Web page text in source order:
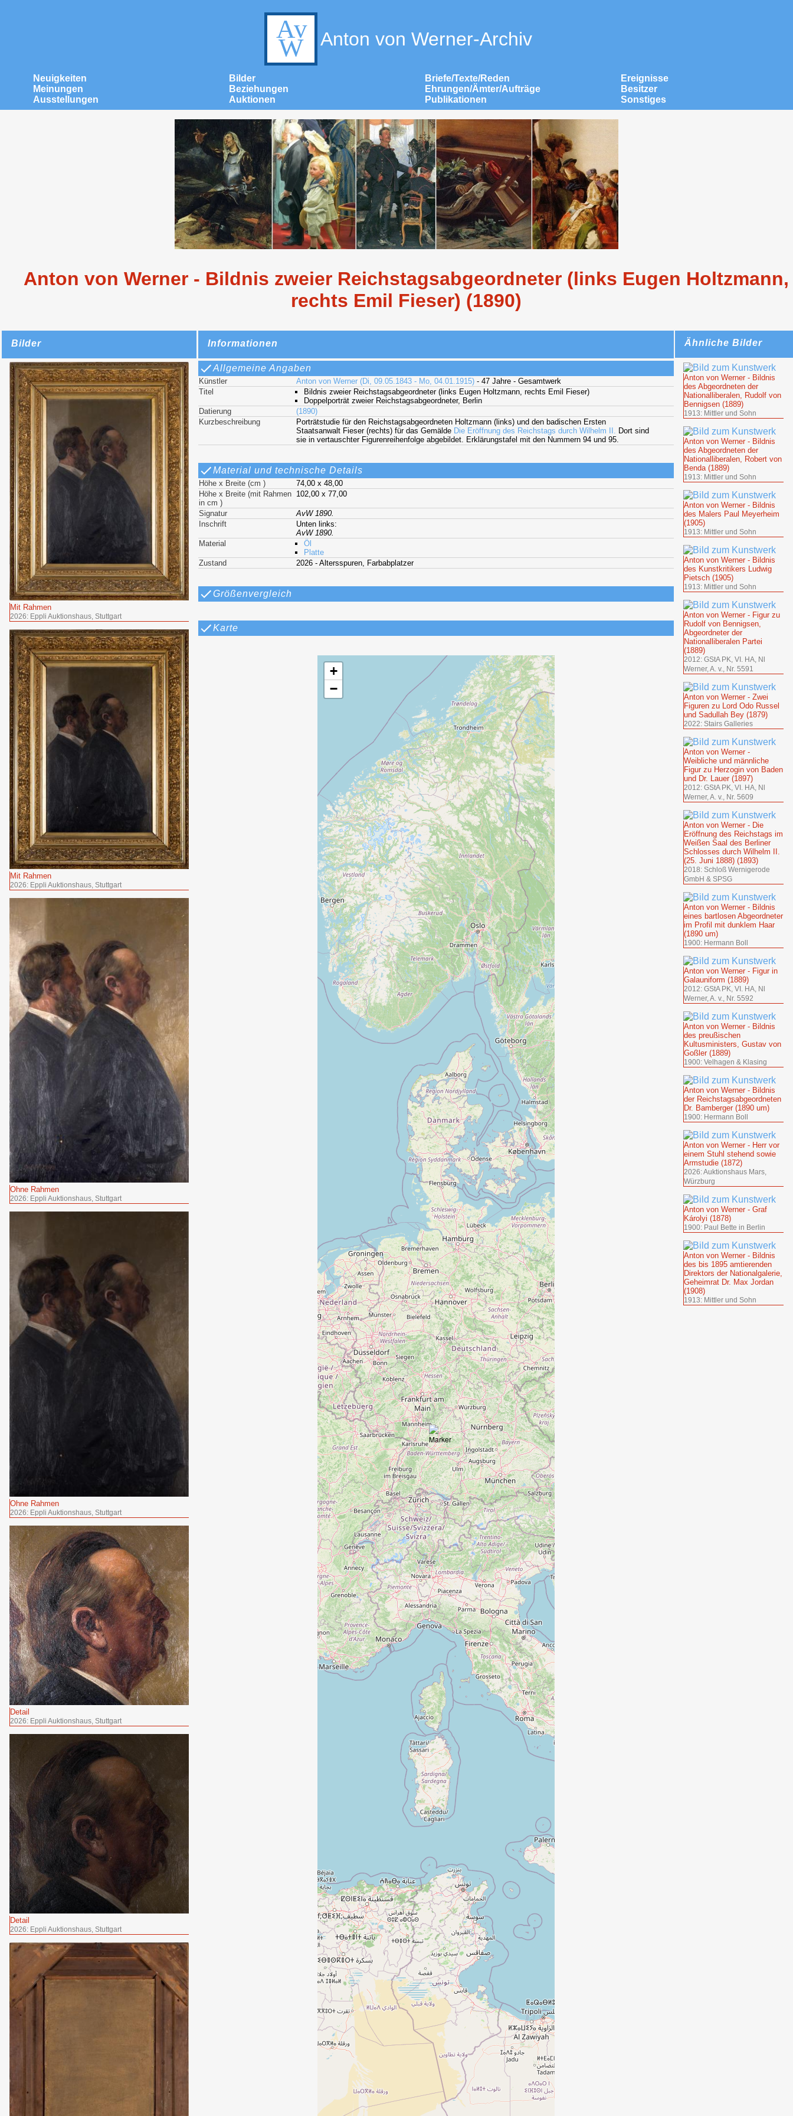
Anton von Werner-Archiv
Neuigkeiten Bilder Briefe/Texte/Reden
Ereignisse
Meinungen
Beziehungen Ehrungen/Ämter/Aufträge
Besitzer
Ausstellungen
Auktionen Publikationen Sonstiges
Anton von Werner - Bildnis zweier Reichstagsabgeordneter (links Eugen Holtzmann,
rechts Emil Fieser) (1890)
Bilder
Mit Rahmen
2026: Eppli Auktionshaus, Stuttgart
Mit Rahmen
2026: Eppli Auktionshaus, Stuttgart
Ohne Rahmen
2026: Eppli Auktionshaus, Stuttgart
Ohne Rahmen
2026: Eppli Auktionshaus, Stuttgart
Detail
2026: Eppli Auktionshaus, Stuttgart
Detail
2026: Eppli Auktionshaus, Stuttgart
Informationen
Allgemeine Angaben
Künstler Anton von Werner (Di, 09.05.1843 - Mo, 04.01.1915)- 47 Jahre - Gesamtwerk
Titel
Bildnis zweier Reichstagsabgeordneter (links Eugen Holtzmann, rechts Emil Fieser)
Doppelporträt zweier Reichstagsabgeordneter, Berlin
Datierung
(1890)
Kurzbeschreibung
Porträtstudie für den Reichstagsabgeordneten Holtzmann (links) und den badischen Ersten
Staatsanwalt Fieser (rechts) für das Gemälde Die Eröffnung des Reichstags durch Wilhelm II.
Dort sind
sie in vertauschter Figurenreihenfolge abgebildet. Erklärungstafel mit den Nummern 94 und 95.
Material und technische Details
Höhe x Breite (cm )
74,00 x 48,00
Höhe x Breite (mit Rahmen
in cm )
102,00 x 77,00
Signatur
AvW 1890.
Inschrift
Unten links:
AvW 1890.
Material
Öl
Platte
Zustand
2026 - Altersspuren, Farbabplatzer
Größenvergleich
Karte
+
−
Ähnliche Bilder
Anton von Werner - Bildnis
des Abgeordneten der
Nationalliberalen, Rudolf von
Bennigsen (1889)
1913: Mittler und Sohn
Anton von Werner - Bildnis
des Abgeordneten der
Nationalliberalen, Robert von
Benda (1889)
1913: Mittler und Sohn
Anton von Werner - Bildnis
des Malers Paul Meyerheim
(1905)
1913: Mittler und Sohn
Anton von Werner - Bildnis
des Kunstkritikers Ludwig
Pietsch (1905)
1913: Mittler und Sohn
Anton von Werner - Figur zu
Rudolf von Bennigsen,
Abgeordneter der
Nationalliberalen Partei
(1889)
2012: GStA PK, VI. HA, Nl
Werner, A. v., Nr. 5591
Anton von Werner - Zwei
Figuren zu Lord Odo Russel
und Sadullah Bey (1879)
2022: Stairs Galleries
Anton von Werner -
Weibliche und männliche
Figur zu Herzogin von Baden
und Dr. Lauer (1897)
2012: GStA PK, VI. HA, Nl
Werner, A. v., Nr. 5609
Anton von Werner - Die
Eröffnung des Reichstags im
Weißen Saal des Berliner
Schlosses durch Wilhelm II.
(25. Juni 1888) (1893)
2018: Schloß Wernigerode
GmbH & SPSG
Anton von Werner - Bildnis
eines bartlosen Abgeordneter
im Profil mit dunklem Haar
(1890 um)
1900: Hermann Boll
Anton von Werner - Figur in
Galauniform (1889)
2012: GStA PK, VI. HA, Nl
Werner, A. v., Nr. 5592
Anton von Werner - Bildnis
des preußischen
Kultusministers, Gustav von
Goßler (1889)
1900: Velhagen & Klasing
Anton von Werner - Bildnis
der Reichstagsabgeordneten
Dr. Bamberger (1890 um)
1900: Hermann Boll
Anton von Werner - Herr vor
einem Stuhl stehend sowie
Armstudie (1872)
2026: Auktionshaus Mars,
Würzburg
Anton von Werner - Graf
Károlyi (1878)
1900: Paul Bette in Berlin
Anton von Werner - Bildnis
des bis 1895 amtierenden
Direktors der Nationalgalerie,
Geheimrat Dr. Max Jordan
(1908)
1913: Mittler und Sohn